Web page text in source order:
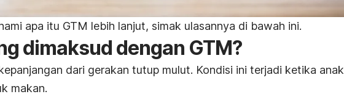
apa itu GTM lebih lanjut, simak ulasannya di bawah ini.
dimaksud dengan GTM?
dari gerakan tutup mulut. Kondisi ini terjadi ketika anak
makan.